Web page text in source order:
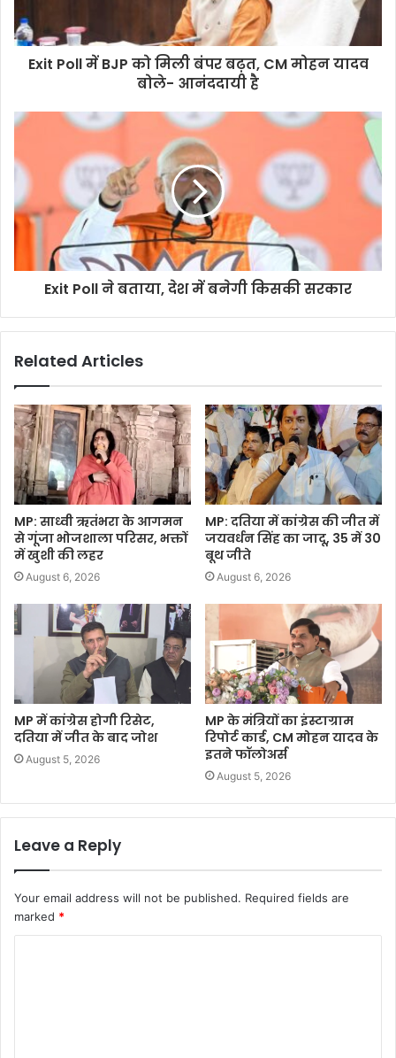
Exit Poll में BJP को मिली बंपर बढ़त, CM मोहन यादव
बोले- आनंददायी है
Exit Poll ने बताया, देश में बनेगी किसकी सरकार
Related Articles
MP: साध्वी ऋतंभरा के आगमन
से गूंजा भोजशाला परिसर, भक्तों
में खुशी की लहर
August 6, 2026
MP: दतिया में कांग्रेस की जीत में
जयवर्धन सिंह का जादू, 35 में 30
बूथ जीते
August 6, 2026
MP में कांग्रेस होगी रिसेट,
दतिया में जीत के बाद जोश
August 5, 2026
MP के मंत्रियों का इंस्टाग्राम
रिपोर्ट कार्ड, CM मोहन यादव के
इतने फॉलोअर्स
August 5, 2026
Leave a Reply
Your email address will not be published. Required fields are
marked *